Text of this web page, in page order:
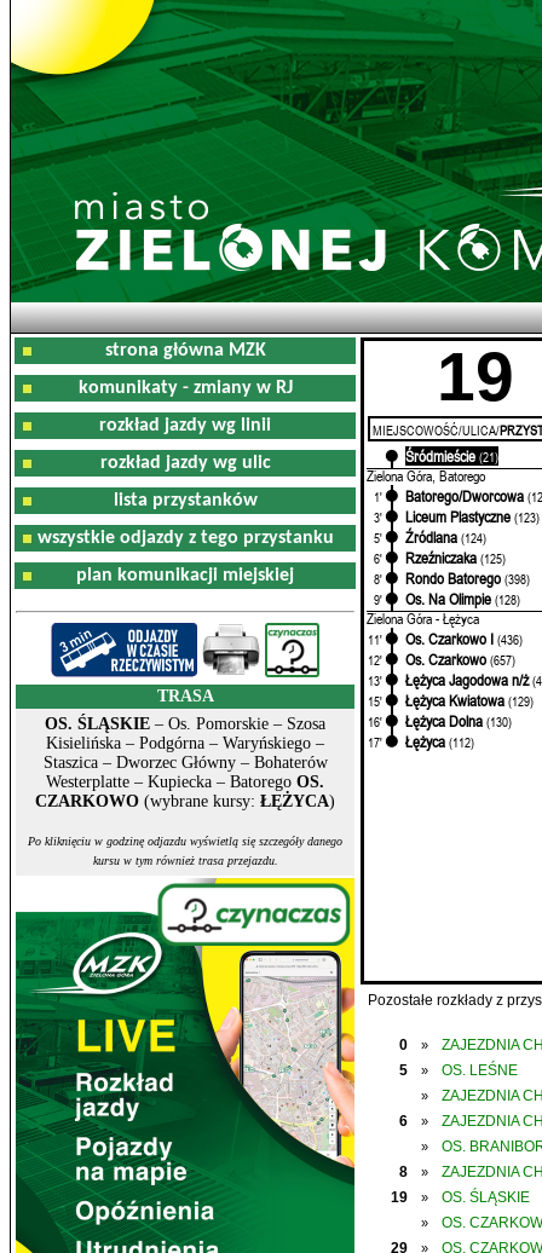
strona główna MZK
komunikaty - zmiany w RJ
rozkład jazdy wg linii
rozkład jazdy wg ulic
lista przystanków
wszystkie odjazdy z tego przystanku
plan komunikacji miejskiej
TRASA
OS. ŚLĄSKIE – Os. Pomorskie – Szosa
Kisielińska – Podgórna – Waryńskiego –
Staszica – Dworzec Główny – Bohaterów
Westerplatte – Kupiecka – Batorego OS.
CZARKOWO (wybrane kursy: ŁĘŻYCA)
Po kliknięciu w godzinę odjazdu wyświetlą się szczegóły danego
kursu w tym również trasa przejazdu.
19
MIEJSCOWOŚĆ/ULICA/
Śródmieście (21)
Zielona Góra, Batorego
1' Batorego/Dworcowa
3'
Liceum Plastyczne (123)
5'
Źródlana (124)
6'
Rzeźniczaka (125)
8'
Rondo Batorego (398)
9'
Os. Na Olimpie (128)
Zielona Góra - Łężyca
11' Os. Czarkowo I (436)
12'
Os. Czarkowo (657)
13'
Łężyca Jagodowa n/ż
15'
Łężyca Kwiatowa (129)
16'
Łężyca Dolna (130)
17'
Łężyca (112)
Pozostałe rozkłady z
0 »
ZAJEZDNIA
5
» OS. LEŚNE
»
ZAJEZDNIA
6
» ZAJEZDNIA
»
OS.
8
»
ZAJEZDNIA
19
» OS. ŚLĄSKIE
»
OS.
29
» OS.